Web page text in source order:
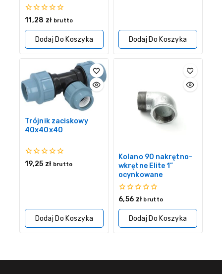
0
5
11,28 zł brutto
Dodaj Do Koszyka Dodaj Do Koszyka
Trójnik zaciskowy
40x40x40
0
19,25 zł brutto
Dodaj Do Koszyka
Kolano 90 nakrętno-
wkrętne Elite 1”
ocynkowane
0
5
6,56 zł brutto
Dodaj Do Koszyka